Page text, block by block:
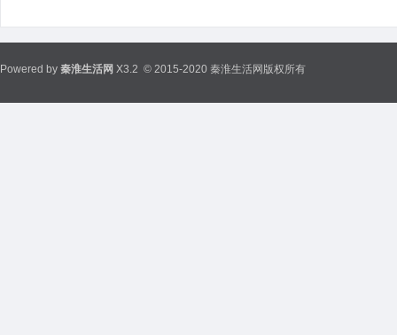
Powered by 秦淮生活网 X3.2 © 2015-2020 秦淮生活网版权所有